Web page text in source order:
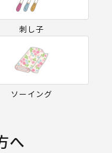
刺し子
ソーイング
へ